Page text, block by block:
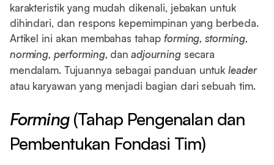
karakteristik yang mudah dikenali, jebakan untuk
dihindari, dan respons kepemimpinan yang berbeda.
Artikel ini akan membahas tahap forming, storming,
norming, performing, dan adjourningsecara
mendalam. Tujuannya sebagai panduan untukleader
atau karyawan yang menjadi bagian dari sebuah tim.
Forming (Tahap Pengenalan dan
Pembentukan Fondasi Tim)